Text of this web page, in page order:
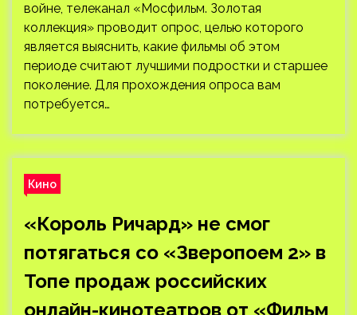
войне, телеканал «Мосфильм. Золотая
коллекция» проводит опрос, целью которого
является выяснить, какие фильмы об этом
периоде считают лучшими подростки и старшее
поколение. Для прохождения опроса вам
потребуется…
Кино
«Король Ричард» не смог
потягаться со «Зверопоем 2» в
Топе продаж российских
онлайн-кинотеатров от «Фильм